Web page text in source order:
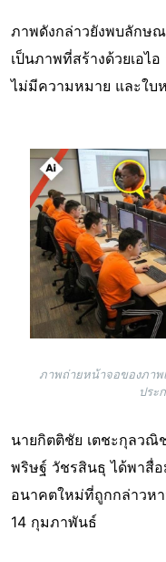
ภาพดังกล่าวยังพบลักษ
เป็นภาพที่สร้างด้วยเอไ
ไม่มีความหมาย และใ
Image
ภาพถ่ายหน้าจอของภาพ
ประ
นายกิตติชัย เตชะกุลวณิ
พริษฐ์ วัชรสินธุ ได้พาสื่
อนาคตใหม่ที่ถูกกล่าวห
14 กุมภาพันธ์